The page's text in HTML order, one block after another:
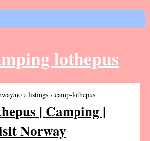
lothepus
› listings › camp-lothepus
| Camping |
Norway